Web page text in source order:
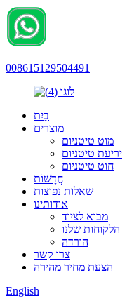
008615129504491
בַּיִת
מוצרים
מוט טיטניום
יריעת טיטניום
חוט טיטניום
חֲדָשׁוֹת
שאלות נפוצות
אודותינו
מבוא לציוד
הלקוחות שלנו
הורדה
צרו קשר
הצעת מחיר מהירה
English